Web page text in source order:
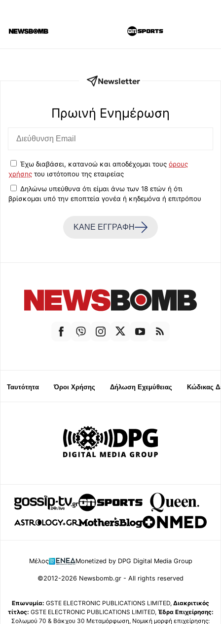
Newsletter
Πρωινή Eνημέρωση
Έχω διαβάσει, κατανοώ και αποδέχομαι τους όρους
χρήσης του ιστότοπου της εταιρείας
Δηλώνω υπεύθυνα ότι είμαι άνω των 18 ετών ή ότι
βρίσκομαι υπό την εποπτεία γονέα ή κηδεμόνα ή επιτρόπου
ΚΑΝΕ ΕΓΓΡΑΦΗ
Ταυτότητα Όροι Χρήσης Δήλωση Εχεμύθειας Κώδικας
Μέλος Monetized by DPG Digital Media Group
©2012-2026 Newsbomb.gr - All rights reserved
Επωνυμία: GSTE ELECTRONIC PUBLICATIONS LIMITED, Διακριτικός
τίτλος: GSTE ELECTRONIC PUBLICATIONS LIMITED, Έδρα Επιχείρησης:
Σολωμού 70 & Βάκχου 30 Μεταμόρφωση, Νομική μορφή επιχείρησης: